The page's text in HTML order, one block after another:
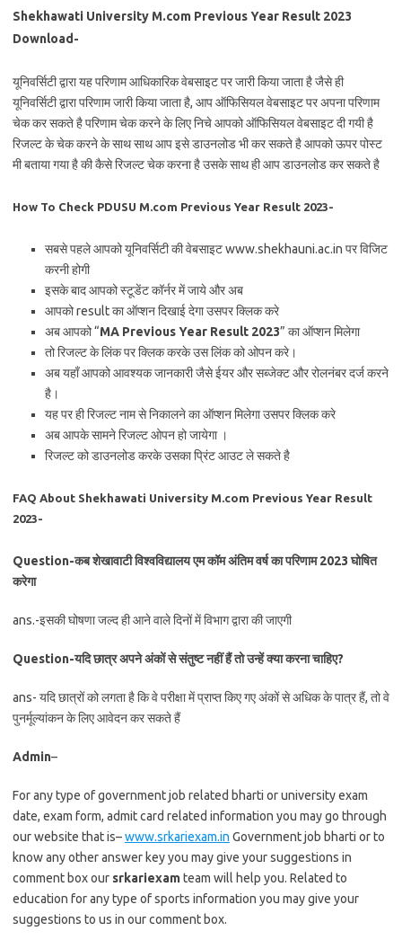
Shekhawati University M.com Previous Year Result 2023
Download-
यूनिवर्सिटी द्वारा यह परिणाम आधिकारिक वेबसाइट पर जारी किया जाता है जैसे ही
यूनिवर्सिटी द्वारा परिणाम जारी किया जाता है, आप ऑफिसियल वेबसाइट पर अपना परिणाम
चेक कर सकते है परिणाम चेक करने के लिए निचे आपको ऑफिसियल वेबसाइट दी गयी है
रिजल्ट के चेक करने के साथ साथ आप इसे डाउनलोड भी कर सकते है आपको ऊपर पोस्ट
मी बताया गया है की कैसे रिजल्ट चेक करना है उसके साथ ही आप डाउनलोड कर सकते है
How To Check PDUSU M.com Previous Year Result 2023-
सबसे पहले आपको यूनिवर्सिटी की वेबसाइट www.shekhauni.ac.in पर विजिट
करनी होगी
इसके बाद आपको स्टूडेंट कॉर्नर में जाये और अब
आपको result का ऑप्शन दिखाई देगा उसपर क्लिक करे
अब आपको “MA Previous Year Result 2023” का ऑप्शन मिलेगा
तो रिजल्ट के लिंक पर क्लिक करके उस लिंक को ओपन करे।
अब यहाँ आपको आवश्यक जानकारी जैसे ईयर और सब्जेक्ट और रोलनंबर दर्ज करने
है।
यह पर ही रिजल्ट नाम से निकालने का ऑप्शन मिलेगा उसपर क्लिक करे
अब आपके सामने रिजल्ट ओपन हो जायेगा ।
रिजल्ट को डाउनलोड करके उसका प्रिंट आउट ले सकते है
FAQ About Shekhawati University M.com Previous Year Result
2023-
Question-कब शेखावाटी विश्वविद्यालय एम कॉम अंतिम वर्ष का परिणाम 2023 घोषित
करेगा
ans.-इसकी घोषणा जल्द ही आने वाले दिनों में विभाग द्वारा की जाएगी
Question-यदि छात्र अपने अंकों से संतुष्ट नहीं हैं तो उन्हें क्या करना चाहिए?
ans- यदि छात्रों को लगता है कि वे परीक्षा में प्राप्त किए गए अंकों से अधिक के पात्र हैं, तो वे
पुनर्मूल्यांकन के लिए आवेदन कर सकते हैं
Admin–
For any type of government job related bharti or university exam
date, exam form, admit card related information you may go through
our website that is–www.srkariexam.in Government job bharti or to
know any other answer key you may give your suggestions in
comment box our srkariexamteam will help you. Related to
education for any type of sports information you may give your
suggestions to us in our comment box.